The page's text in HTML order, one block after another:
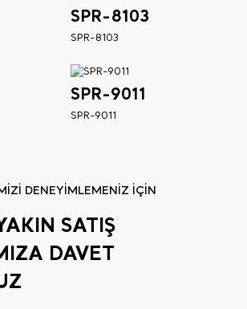
SPR-8103
SPR-8103
SPR-9011
SPR-9011
DENEYİMLEMENİZ İÇİN
SATIŞ
DAVET